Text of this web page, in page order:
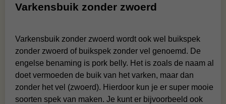
Varkensbuik zonder zwoerd
Varkensbuik zonder zwoerd wordt ook wel buikspek
zonder zwoerd of buikspek zonder vel genoemd. De
engelse benaming is pork belly. Het is zoals de naam al
doet vermoeden de buik van het varken, maar dan
zonder het vel (zwoerd). Hierdoor kun je er super mooie
soorten spek van maken. Je kunt er bijvoorbeeld ook